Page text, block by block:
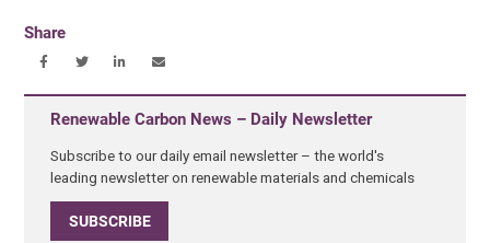
Share
Renewable Carbon News – Daily Newsletter
Subscribe to our daily email newsletter – the world's
leading newsletter on renewable materials and chemicals
SUBSCRIBE